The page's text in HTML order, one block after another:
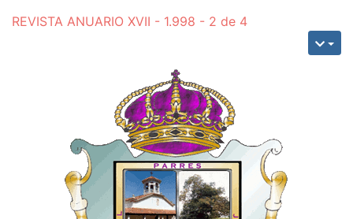
REVISTA ANUARIO XVII - 1.998 - 2 de 4